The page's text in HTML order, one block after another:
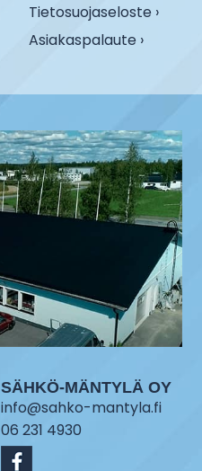
Tietosuojaseloste ›
Asiakaspalaute ›
SÄHKÖ-MÄNTYLÄ OY
info@sahko-mantyla.fi
06 231 4930